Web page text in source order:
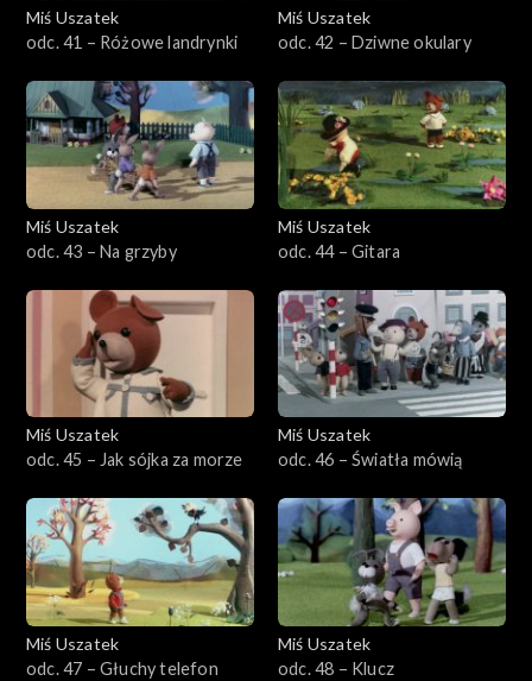
Miś Uszatek
odc. 41 – Różowe landrynki
Miś Uszatek
odc. 42 – Dziwne okulary
Miś Uszatek
odc. 43 – Na grzyby
Miś Uszatek
odc. 44 – Gitara
Miś Uszatek
odc. 45 – Jak sójka za morze
Miś Uszatek
odc. 46 – Światła mówią
Miś Uszatek
odc. 47 – Głuchy telefon
Miś Uszatek
odc. 48 – Klucz